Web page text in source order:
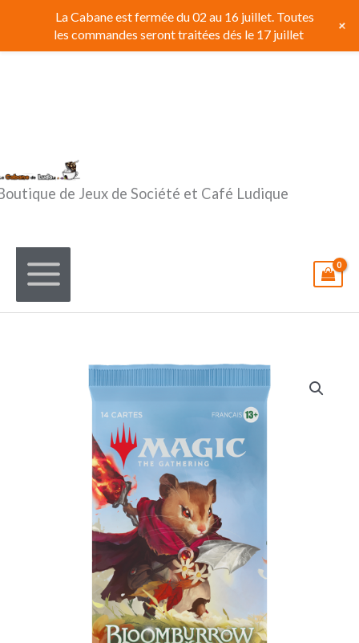
contenu
de Jeux de Société et Café Ludique
La Cabane est fermée du 02 au 16 juillet. Toutes
les commandes seront traitées dés le 17 juillet
+